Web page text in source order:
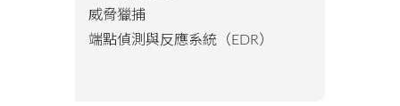
威脅獵捕
端點偵測與反應系統（EDR）